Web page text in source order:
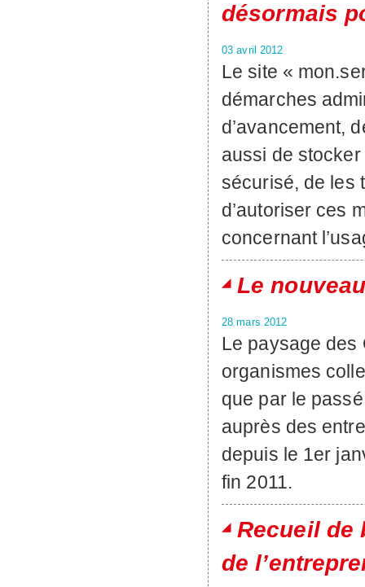
désormais
03 avril 2012
Le site «
démarches
d’avancement,
aussi de
sécurisé, de les
d’autoriser ces
concernant
Le
28 mars 2012
Le paysage des
organismes
que par le
auprès des
depuis le 1er
fin 2011.
Recueil de
de